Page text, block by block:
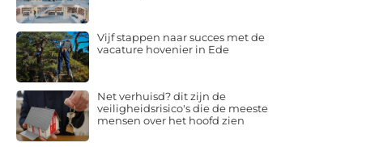
Vijf stappen naar succes met de
vacature hovenier in Ede
Net verhuisd? dit zijn de
veiligheidsrisico's die de meeste
mensen over het hoofd zien